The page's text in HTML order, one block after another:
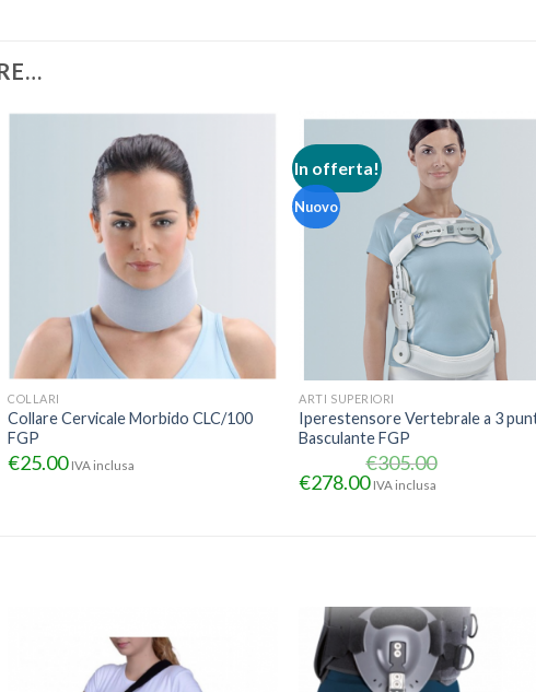
COLLARI
Collare Cervicale Morbido CLC/100
FGP
€25.00 IVA inclusa
In offerta!
Nuovo
ARTI SUPERIORI
Iperestensore Vertebrale a 3
Basculante FGP
€305.00
€278.00 IVA inclusa